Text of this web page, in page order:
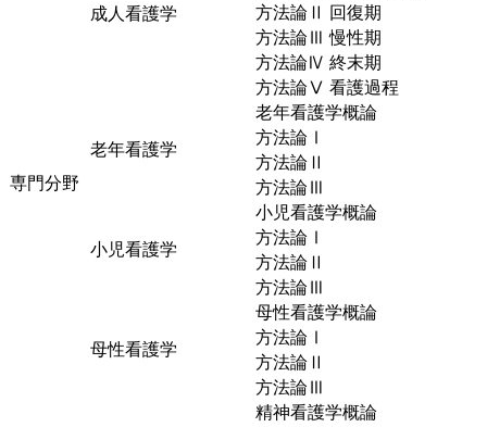
専門分野
成人看護学
方法論Ⅱ 回復期
方法論Ⅲ 慢性期
方法論Ⅳ 終末期
方法論Ⅴ 看護過程
老年看護学
老年看護学概論
方法論Ⅰ
方法論Ⅱ
方法論Ⅲ
小児看護学
小児看護学概論
方法論Ⅰ
方法論Ⅱ
方法論Ⅲ
母性看護学
母性看護学概論
方法論Ⅰ
方法論Ⅱ
方法論Ⅲ
精神看護学概論